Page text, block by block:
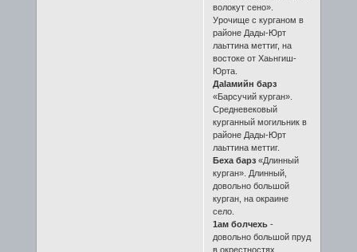
волокут сено».
Урочище с курганом в
районе Дады-Юрт
лаьттина меттиг, на
востоке от Хаьнгиш-
Юрта.
ДаIамийн барз
«Барсучий курган».
Средневековый
курганный могильник в
районе Дады-Юрт
лаьттина меттиг.
Беха барз«Длинный
курган». Длинный,
довольно большой
курган, на окраине
село.
1ам болчехь-
довольно большой пруд
в окрестностях